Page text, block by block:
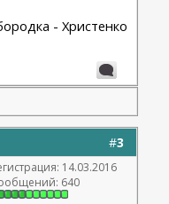
- Христенко
#3
14.03.2016
640